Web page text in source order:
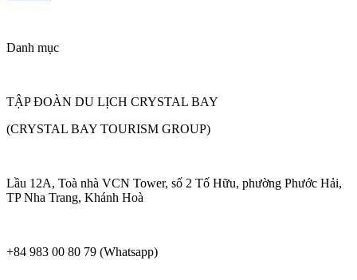
Danh mục
TẬP ĐOÀN DU LỊCH CRYSTAL BAY
(CRYSTAL BAY TOURISM GROUP)
Lầu 12A, Toà nhà VCN Tower, số 2 Tố Hữu, phường Phước Hải,
TP Nha Trang, Khánh Hoà
+84 983 00 80 79 (Whatsapp)